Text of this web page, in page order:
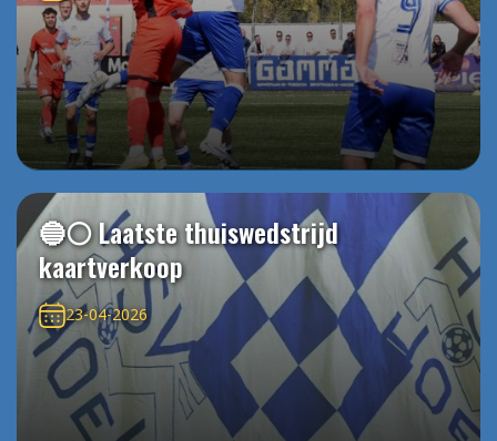
🔵⚪️ Laatste thuiswedstrijd
kaartverkoop
23-04-2026